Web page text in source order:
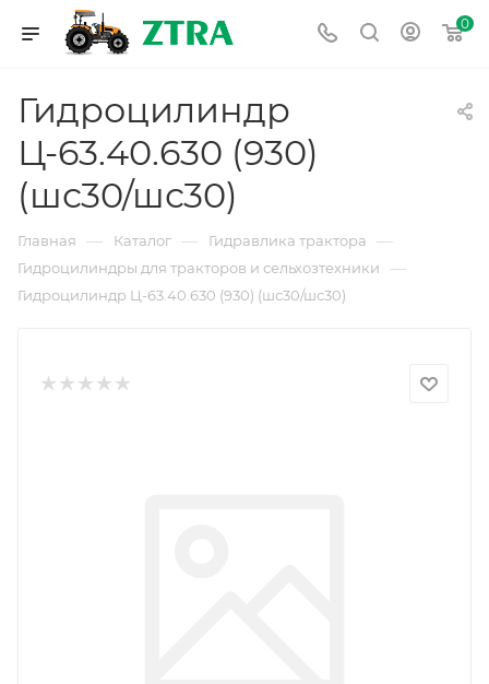
0
Гидроцилиндр
Ц-63.40.630 (930)
(шс30/шс30)
Главная — Каталог — Гидравлика трактора —
Гидроцилиндры для тракторов и сельхозтехники —
Гидроцилиндр Ц-63.40.630 (930) (шс30/шс30)